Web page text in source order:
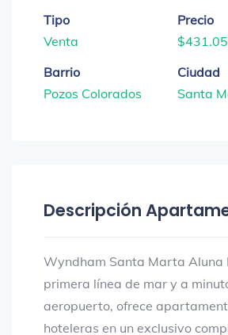
Tipo
Venta
Precio
Barrio
Pozos Colorados
Ciudad
Santa
Descripción
Wyndham Santa Marta Aluna
primera línea de mar y a
aeropuerto, ofrece
hoteleras en un exclusivo